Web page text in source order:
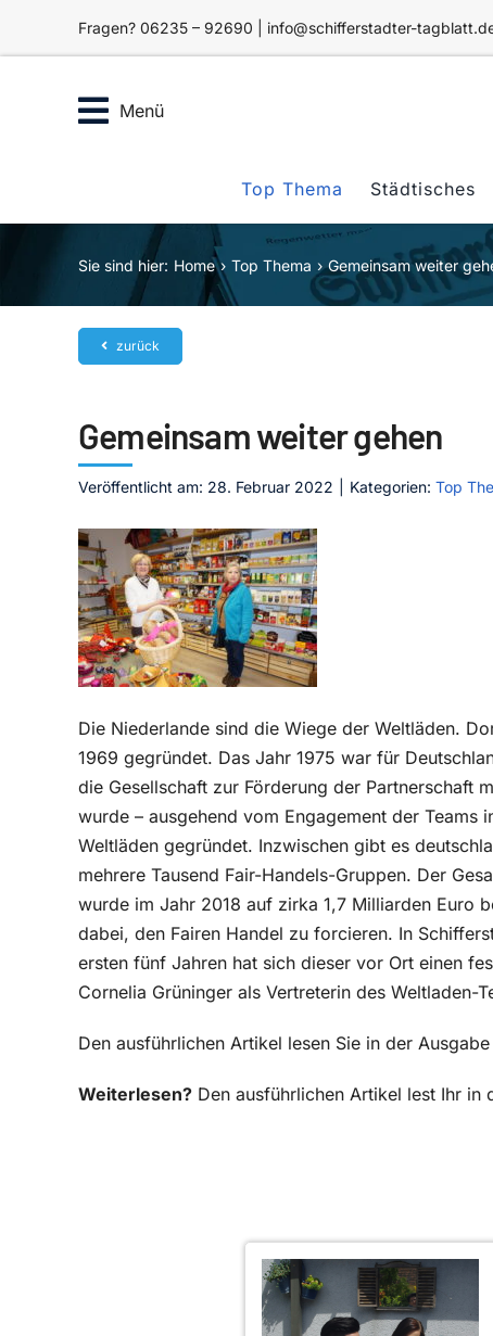
Fragen? 06235 – 92690 | info@schifferstadter-
Menü
Top Thema Städtisches
Sie sind hier: Home Top Thema Gemeinsam weiter
zurück
Gemeinsam weiter gehen
Veröffentlicht am: 28. Februar 2022 Kategorien: Top
Die Niederlande sind die Wiege der Weltläden.
1969 gegründet. Das Jahr 1975 war für
die Gesellschaft zur Förderung der Partnerschaft
wurde – ausgehend vom Engagement der Teams
Weltläden gegründet. Inzwischen gibt es
mehrere Tausend Fair-Handels-Gruppen. Der
wurde im Jahr 2018 auf zirka 1,7 Milliarden Euro
dabei, den Fairen Handel zu forcieren. In
ersten fünf Jahren hat sich dieser vor Ort einen
Cornelia Grüninger als Vertreterin des Weltladen-
Den ausführlichen Artikel lesen Sie in der
Weiterlesen? Den ausführlichen Artikel lest Ihr in